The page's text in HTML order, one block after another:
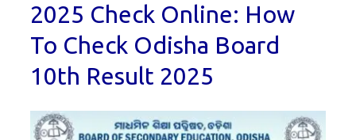
2025 Check Online: How
To Check Odisha Board
10th Result 2025